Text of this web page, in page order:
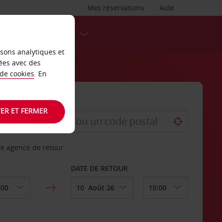
Aide
Mes réservations
agence de retour
DATE DE RETOUR
analytiques et
avec des
cookies. En
ET FERMER